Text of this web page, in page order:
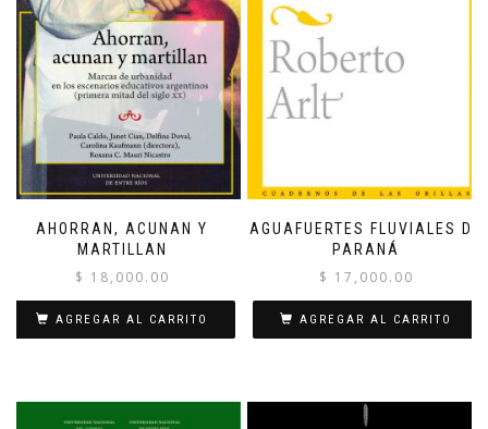
AHORRAN, ACUNAN Y
MARTILLAN
$ 18,000.00
AGREGAR AL CARRITO
AGUAFUERTES FLUVIALES DE
PARANÁ
$ 17,000.00
AGREGAR AL CARRITO